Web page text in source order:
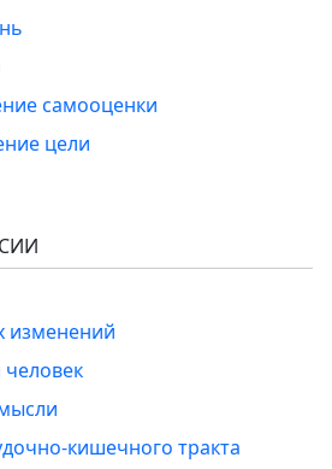
самооценки
цели
изменений
кишечного тракта